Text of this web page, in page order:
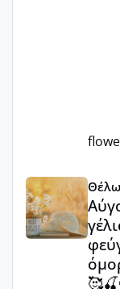
Αύγουστος